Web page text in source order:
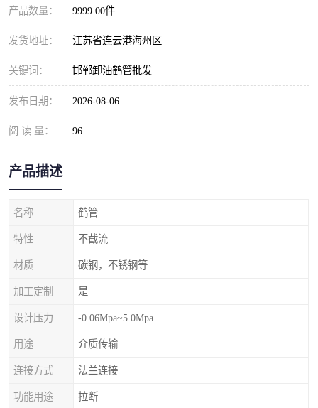
产品数量： 9999.00件
发货地址： 江苏省连云港海州区
关键词： 邯郸卸油鹤管批发
发布日期： 2026-08-06
阅 读 量： 96
产品描述
名称 鹤管
特性 不截流
材质 碳钢，不锈钢等
加工定制 是
设计压力 -0.06Mpa~5.0Mpa
用途 介质传输
连接方式 法兰连接
功能用途 拉断